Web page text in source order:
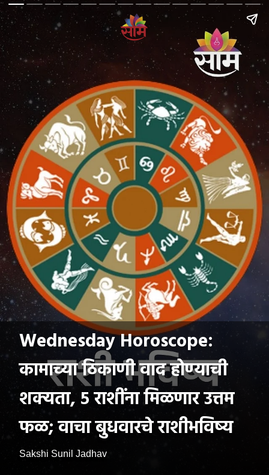
Wednesday Horoscope:
कामाच्या ठिकाणी वाद होण्याची
शक्यता, ५ राशींना मिळणार उत्तम
फळ; वाचा बुधवारचे राशीभविष्य
Sakshi Sunil Jadhav